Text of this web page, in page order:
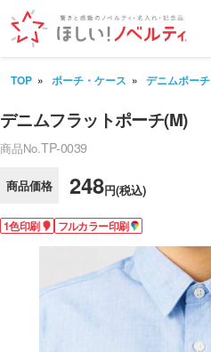
TOP ポーチ・ケース デニムポーチ
デニムフラットポーチ(M)
商品No.TP-0039
商品価格 248円(税込)
1色印刷 フルカラー印刷